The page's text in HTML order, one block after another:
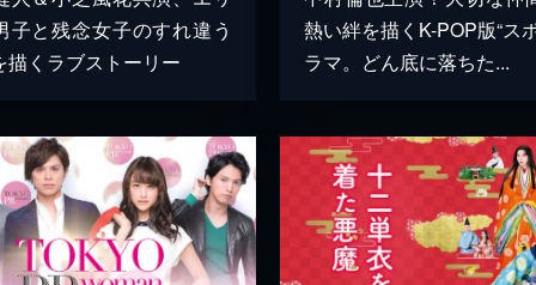
子と残念女子のすれ違う
描くラブストーリー
熱い絆を描くK-POP版“ス
ラマ。どん底に落ちた...